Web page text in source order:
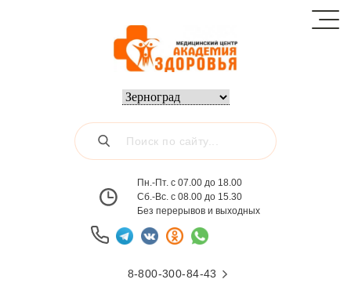
Пн.-Пт. с 07.00 до 18.00
Сб.-Вс. с 08.00 до 15.30
Без перерывов и выходных
8-800-300-84-43